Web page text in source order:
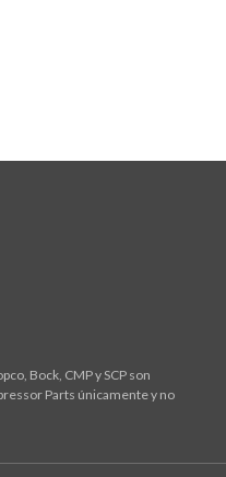
Bock, CMP y SCP son
Parts únicamente y no